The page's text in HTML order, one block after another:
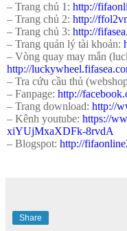
– Trang chủ 1: http://
– Trang chủ 2: http://
– Trang chủ 3: http://
– Trang quản lý tài khoản:
– Vòng quay may mắn
http://
– Tra cứu cầu thủ
– Fanpage: http://
– Trang download: http://
– Kênh youtube: https://
xiYUjMxaXDFk-8rvdA
– Blogspot: http://
Share